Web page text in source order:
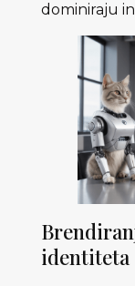
dominiraju
identiteta